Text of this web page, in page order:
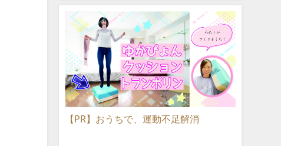
【PR】おうちで、運動不足解消